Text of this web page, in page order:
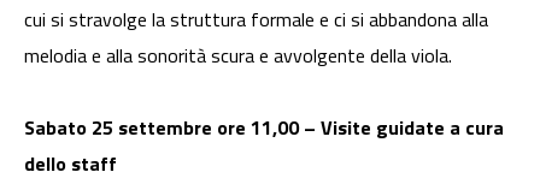
cui si stravolge la struttura formale e ci si abbandona alla
melodia e alla sonorità scura e avvolgente della viola.
Sabato 25 settembre ore 11,00 – Visite guidate a cura
dello staff